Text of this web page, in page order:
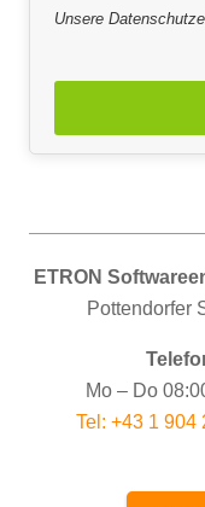
Unsere
ETRON
Pottendorfer
Mo – Do
Tel: +43 1 904